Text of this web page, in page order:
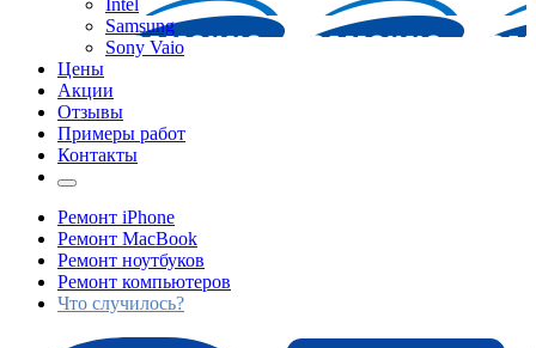
Intel
Samsung
Sony Vaio
Цены
Акции
Отзывы
Примеры работ
Контакты
Ремонт iPhone
Ремонт MacBook
Ремонт ноутбуков
Ремонт компьютеров
Что случилось?